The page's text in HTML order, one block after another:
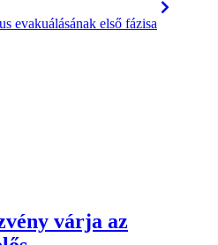
evakuálásának első fázisa
várja az